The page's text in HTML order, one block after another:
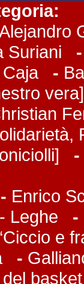
Suriani
-
vera]
-
Enrico
Leghe -
e
-